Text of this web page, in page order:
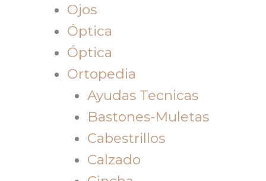
Ojos
Óptica
Óptica
Ortopedia
Ayudas Tecnicas
Bastones-Muletas
Cabestrillos
Calzado